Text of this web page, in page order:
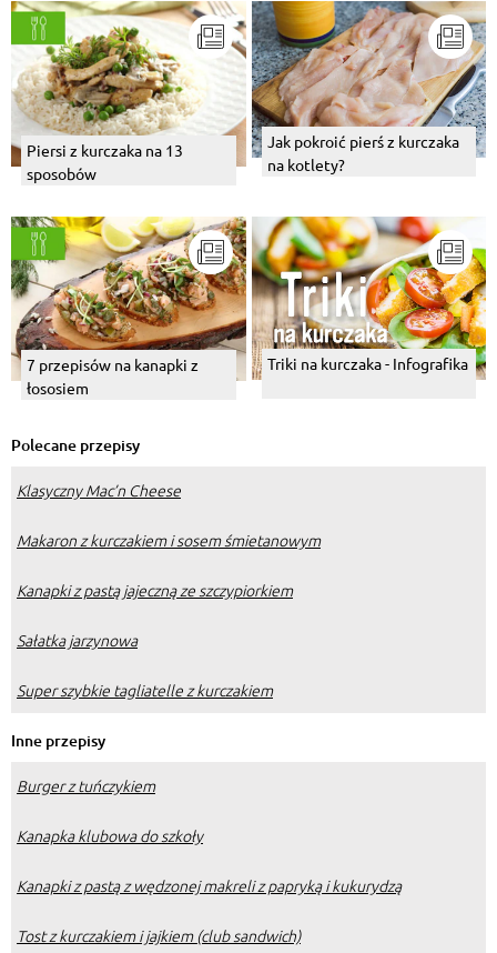
Piersi z kurczaka na 13
sposobów
Jak pokroić pierś z kurczaka
na kotlety?
7 przepisów na kanapki z
łososiem
Triki na kurczaka - Infografika
Polecane przepisy
Klasyczny Mac’n Cheese
Makaron z kurczakiem i sosem śmietanowym
Kanapki z pastą jajeczną ze szczypiorkiem
Sałatka jarzynowa
Super szybkie tagliatelle z kurczakiem
Inne przepisy
Burger z tuńczykiem
Kanapka klubowa do szkoły
Kanapki z pastą z wędzonej makreli z papryką i kukurydzą
Tost z kurczakiem i jajkiem (club sandwich)